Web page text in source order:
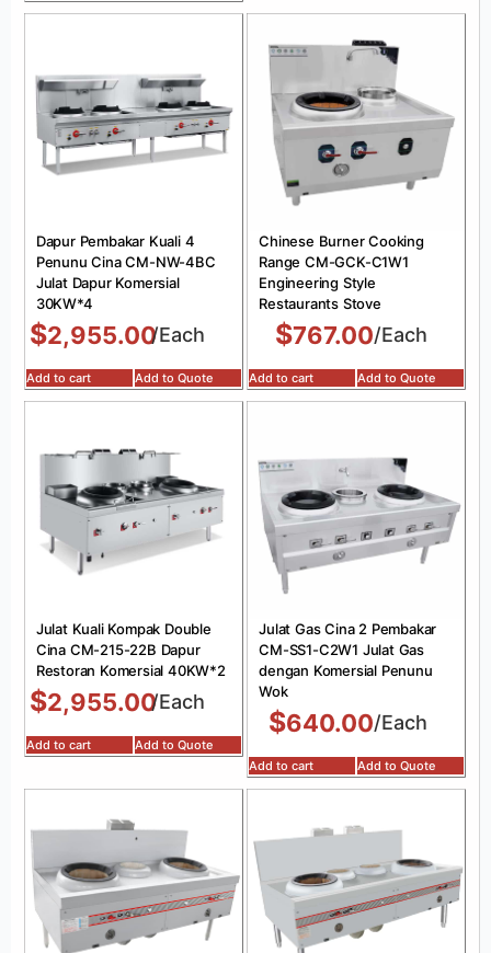
Dapur Pembakar Kuali 4
Penunu Cina CM-NW-4BC
Julat Dapur Komersial
30KW*4
$2,955.00/Each
Add to cart Add to Quote
Chinese Burner Cooking
Range CM-GCK-C1W1
Engineering Style
Restaurants Stove
$767.00/Each
Add to cart Add to Quote
Julat Kuali Kompak Double
Cina CM-215-22B Dapur
Restoran Komersial 40KW*2
$2,955.00/Each
Add to cart Add to Quote
Julat Gas Cina 2 Pembakar
CM-SS1-C2W1 Julat Gas
dengan Komersial Penunu
Wok
$640.00/Each
Add to cart Add to Quote